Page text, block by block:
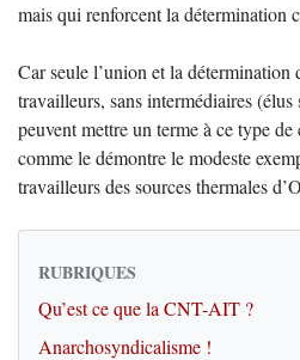
mais qui renforcent la détermination
Car seule l’union et la détermination
travailleurs, sans intermédiaires
peuvent mettre un terme à ce type
comme le démontre le modeste
travailleurs des sources thermales
RUBRIQUES
Qu’est ce que la CNT-AIT ?
Anarchosyndicalisme !